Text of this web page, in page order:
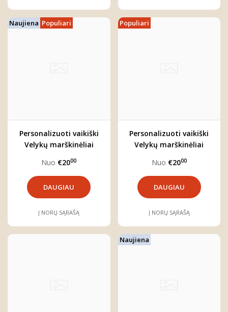
Naujiena Populiari
Personalizuoti vaikiški
Velykų marškinėliai
Nuo €2000
DAUGIAU
Į NORŲ SĄRAŠĄ
Populiari
Personalizuoti vaikiški
Velykų marškinėliai
Nuo €2000
DAUGIAU
Į NORŲ SĄRAŠĄ
Naujiena